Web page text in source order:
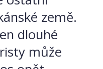
země.
dlouhé
může